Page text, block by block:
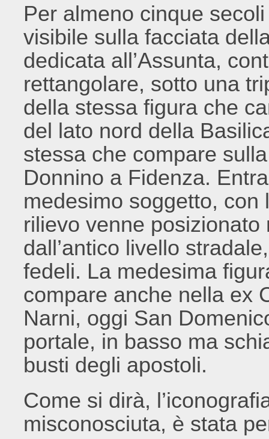
Per almeno cinque
visibile sulla facciata
dedicata all’Assunta,
rettangolare, sotto una
della stessa figura che
del lato nord della
stessa che compare
Donnino a Fidenza.
medesimo soggetto,
rilievo venne
dall’antico livello
fedeli. La medesima
compare anche nella ex
Narni, oggi San
portale, in basso ma
busti degli apostoli.
Come si dirà,
misconosciuta, è stata